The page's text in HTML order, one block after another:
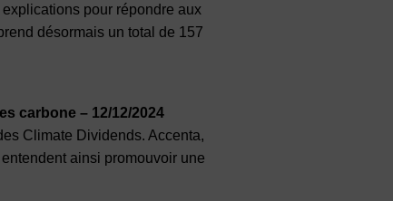
explications pour répondre aux
désormais un total de 157
carbone – 12/12/2024
Climate Dividends. Accenta,
ainsi promouvoir une